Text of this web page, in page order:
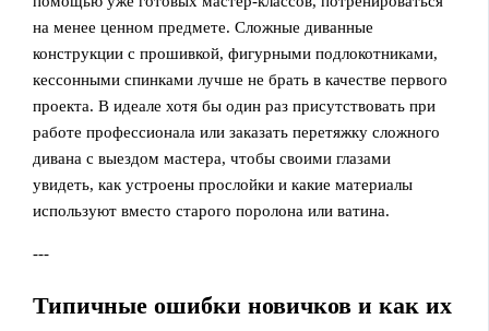
на менее ценном предмете. Сложные диванные
конструкции с прошивкой, фигурными подлокотниками,
кессонными спинками лучше не брать в качестве первого
проекта. В идеале хотя бы один раз присутствовать при
работе профессионала или заказать перетяжку сложного
дивана с выездом мастера, чтобы своими глазами
увидеть, как устроены прослойки и какие материалы
используют вместо старого поролона или ватина.
---
Типичные ошибки новичков и как их